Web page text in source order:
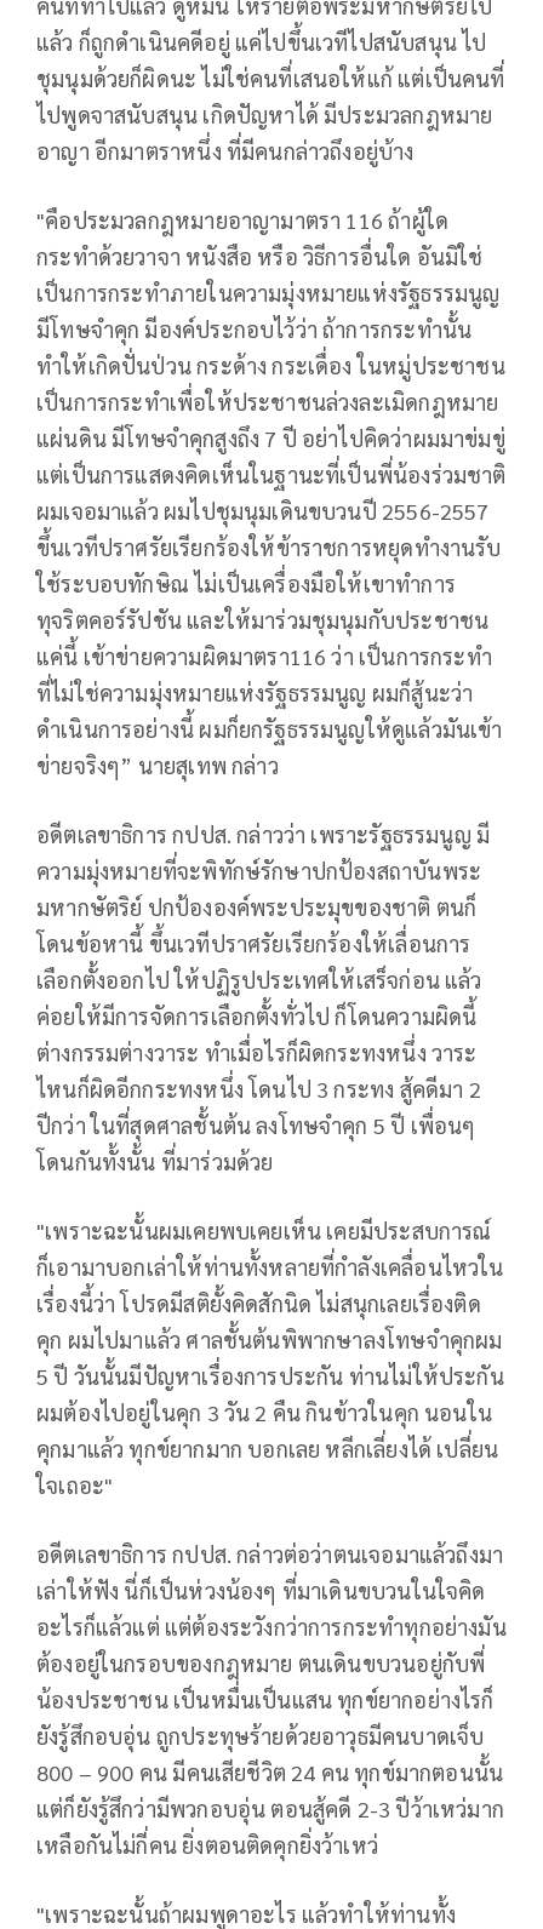
แล้ว ก็ถูกดำเนินคดีอยู่ แค่ไปขึ้นเวทีไปสนับสนุน ไป
ชุมนุมด้วยก็ผิดนะ ไม่ใช่คนที่เสนอให้แก้ แต่เป็นคนที่
ไปพูดจาสนับสนุน เกิดปัญหาได้ มีประมวลกฎหมาย
อาญา อีกมาตราหนึ่ง ที่มีคนกล่าวถึงอยู่บ้าง
"คือประมวลกฎหมายอาญามาตรา 116 ถ้าผู้ใด
กระทำด้วยวาจา หนังสือ หรือ วิธีการอื่นใด อันมิใช่
เป็นการกระทำภายในความมุ่งหมายแห่งรัฐธรรมนูญ
มีโทษจำคุก มีองค์ประกอบไว้ว่า ถ้าการกระทำนั้น
ทำให้เกิดปั่นป่วน กระด้าง กระเดื่อง ในหมู่ประชาชน
เป็นการกระทำเพื่อให้ประชาชนล่วงละเมิดกฎหมาย
แผ่นดิน มีโทษจำคุกสูงถึง 7 ปี อย่าไปคิดว่าผมมาข่มขู่
แต่เป็นการแสดงคิดเห็นในฐานะที่เป็นพี่น้องร่วมชาติ
ผมเจอมาแล้ว ผมไปชุมนุมเดินขบวนปี 2556-2557
ขึ้นเวทีปราศรัยเรียกร้องให้ข้าราชการหยุดทำงานรับ
ใช้ระบอบทักษิณ ไม่เป็นเครื่องมือให้เขาทำการ
ทุจริตคอร์รัปชัน และให้มาร่วมชุมนุมกับประชาชน
แค่นี้ เข้าข่ายความผิดมาตรา116 ว่า เป็นการกระทำ
ที่ไม่ใช่ความมุ่งหมายแห่งรัฐธรรมนูญ ผมก็สู้นะว่า
ดำเนินการอย่างนี้ ผมก็ยกรัฐธรรมนูญให้ดูแล้วมันเข้า
ข่ายจริงๆ” นายสุเทพ กล่าว
อดีตเลขาธิการ กปปส. กล่าวว่า เพราะรัฐธรรมนูญ มี
ความมุ่งหมายที่จะพิทักษ์รักษาปกป้องสถาบันพระ
มหากษัตริย์ ปกป้ององค์พระประมุขของชาติ ตนก็
โดนข้อหานี้ ขึ้นเวทีปราศรัยเรียกร้องให้เลื่อนการ
เลือกตั้งออกไป ให้ปฏิรูปประเทศให้เสร็จก่อน แล้ว
ค่อยให้มีการจัดการเลือกตั้งทั่วไป ก็โดนความผิดนี้
ต่างกรรมต่างวาระ ทำเมื่อไรก็ผิดกระทงหนึ่ง วาระ
ไหนก็ผิดอีกกระทงหนึ่ง โดนไป 3 กระทง สู้คดีมา 2
ปีกว่า ในที่สุดศาลชั้นต้น ลงโทษจำคุก 5 ปี เพื่อนๆ
โดนกันทั้งนั้น ที่มาร่วมด้วย
"เพราะฉะนั้นผมเคยพบเคยเห็น เคยมีประสบการณ์
ก็เอามาบอกเล่าให้ท่านทั้งหลายที่กำลังเคลื่อนไหวใน
เรื่องนี้ว่า โปรดมีสติยั้งคิดสักนิด ไม่สนุกเลยเรื่องติด
คุก ผมไปมาแล้ว ศาลชั้นต้นพิพากษาลงโทษจำคุกผม
5 ปี วันนั้นมีปัญหาเรื่องการประกัน ท่านไม่ให้ประกัน
ผมต้องไปอยู่ในคุก 3 วัน 2 คืน กินข้าวในคุก นอนใน
คุกมาแล้ว ทุกข์ยากมาก บอกเลย หลีกเลี่ยงได้ เปลี่ยน
ใจเถอะ"
อดีตเลขาธิการ กปปส. กล่าวต่อว่าตนเจอมาแล้วถึงมา
เล่าให้ฟัง นี่ก็เป็นห่วงน้องๆ ที่มาเดินขบวนในใจคิด
อะไรก็แล้วแต่ แต่ต้องระวังกว่าการกระทำทุกอย่างมัน
ต้องอยู่ในกรอบของกฎหมาย ตนเดินขบวนอยู่กับพี่
น้องประชาชน เป็นหมื่นเป็นแสน ทุกข์ยากอย่างไรก็
ยังรู้สึกอบอุ่น ถูกประทุษร้ายด้วยอาวุธมีคนบาดเจ็บ
800 – 900 คน มีคนเสียชีวิต 24 คน ทุกข์มากตอนนั้น
แต่ก็ยังรู้สึกว่ามีพวกอบอุ่น ตอนสู้คดี 2-3 ปีว้าเหว่มาก
เหลือกันไม่กี่คน ยิ่งตอนติดคุกยิ่งว้าเหว่
"เพราะฉะนั้นถ้าผมพูดาอะไร แล้วทำให้ท่านทั้ง